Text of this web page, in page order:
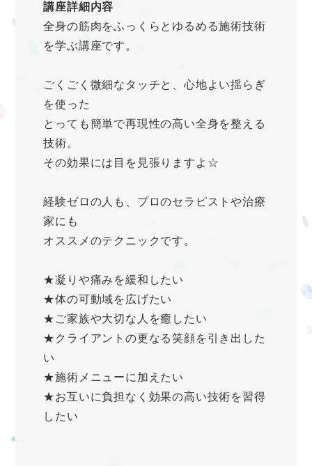
講座詳細内容
全身の筋肉をふっくらとゆるめる施術技術
を学ぶ講座です。
ごくごく微細なタッチと、心地よい揺らぎ
を使った
とっても簡単で再現性の高い全身を整える
技術。
その効果には目を見張りますよ☆
経験ゼロの人も、プロのセラピストや治療
家にも
オススメのテクニックです。
★凝りや痛みを緩和したい
★体の可動域を広げたい
★ご家族や大切な人を癒したい
★クライアントの更なる笑顔を引き出した
い
★施術メニューに加えたい
★お互いに負担なく効果の高い技術を習得
したい